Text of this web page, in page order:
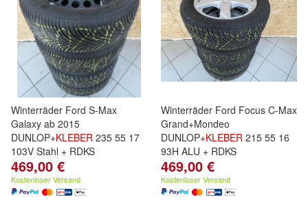
Winterräder Ford S-Max
Galaxy ab 2015
DUNLOP+KLEBER 235 55 17
103V Stahl + RDKS
469,00 €
Kostenloser Versand
Winterräder Ford Focus C-Max
Grand+Mondeo
DUNLOP+KLEBER 215 55 16
93H ALU + RDKS
469,00 €
Kostenloser Versand